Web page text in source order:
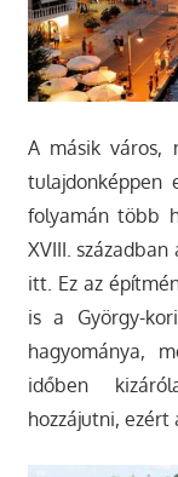
A másik város,
tulajdonképpen
folyamán több
XVIII.
itt. Ez az
is a György-
hagyománya,
időben
hozzájutni, ezért